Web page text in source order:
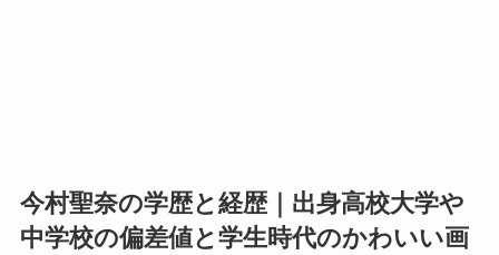
今村聖奈の学歴と経歴｜出身高校大学や
中学校の偏差値と学生時代のかわいい画